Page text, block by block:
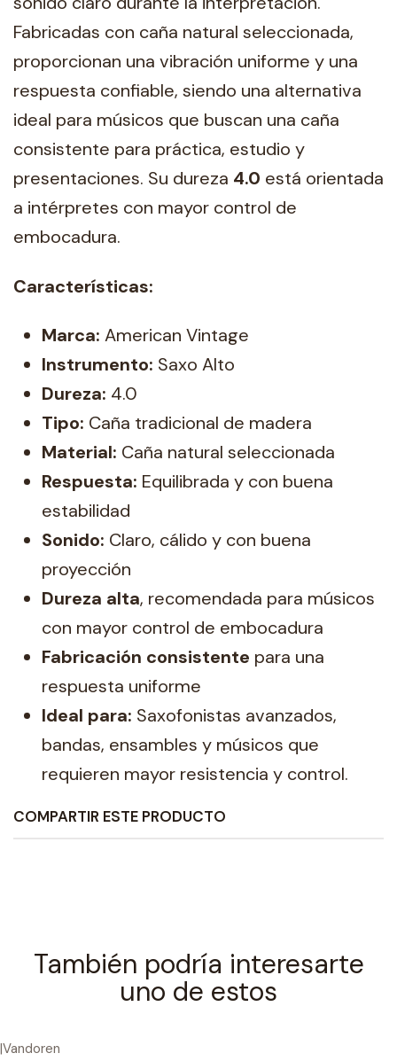
Fabricadas con caña natural seleccionada,
proporcionan una vibración uniforme y una
respuesta confiable, siendo una alternativa
ideal para músicos que buscan una caña
consistente para práctica, estudio y
presentaciones. Su dureza 4.0 está orientada
a intérpretes con mayor control de
embocadura.
Características:
Marca: American Vintage
Instrumento: Saxo Alto
Dureza: 4.0
Tipo: Caña tradicional de madera
Material: Caña natural seleccionada
Respuesta: Equilibrada y con buena
estabilidad
Sonido: Claro, cálido y con buena
proyección
Dureza alta, recomendada para músicos
con mayor control de embocadura
Fabricación consistente para una
respuesta uniforme
Ideal para: Saxofonistas avanzados,
bandas, ensambles y músicos que
requieren mayor resistencia y control.
COMPARTIR ESTE PRODUCTO
También podría interesarte
uno de estos
|Vandoren